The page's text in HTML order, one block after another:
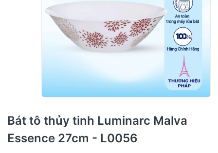
Bát tô thủy tinh Luminarc Malva
Essence 27cm - L0056